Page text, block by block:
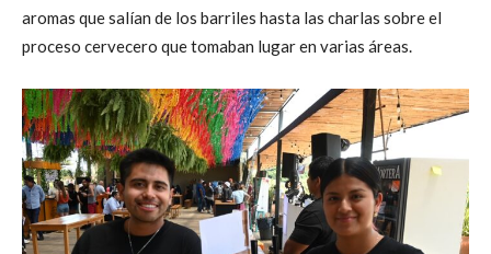
aromas que salían de los barriles hasta las charlas sobre el
proceso cervecero que tomaban lugar en varias áreas.